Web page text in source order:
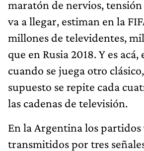
maratón de nervios,
va a llegar, estiman en la
millones de televidentes,
que en Rusia 2018. Y es acá,
cuando se juega otro
supuesto se repite cada
las cadenas de televisión.
En la Argentina los partidos
transmitidos por tres